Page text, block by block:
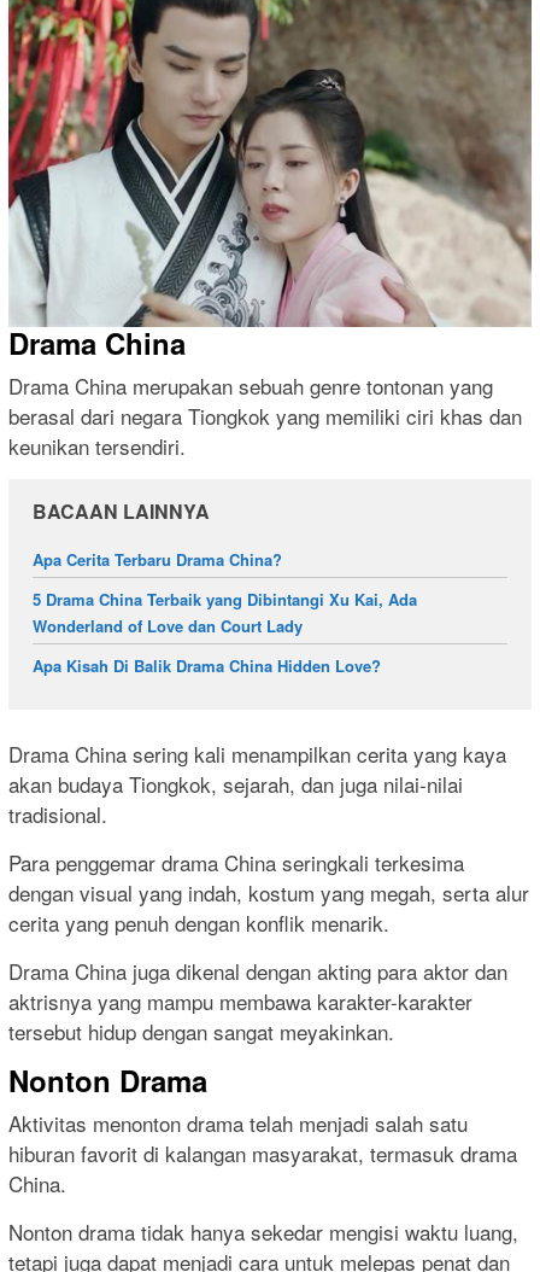
Drama China
Drama China merupakan sebuah genre tontonan yang
berasal dari negara Tiongkok yang memiliki ciri khas dan
keunikan tersendiri.
BACAAN LAINNYA
Apa Cerita Terbaru Drama China?
5 Drama China Terbaik yang Dibintangi Xu Kai, Ada
Wonderland of Love dan Court Lady
Apa Kisah Di Balik Drama China Hidden Love?
Drama China sering kali menampilkan cerita yang kaya
akan budaya Tiongkok, sejarah, dan juga nilai-nilai
tradisional.
Para penggemar drama China seringkali terkesima
dengan visual yang indah, kostum yang megah, serta alur
cerita yang penuh dengan konflik menarik.
Drama China juga dikenal dengan akting para aktor dan
aktrisnya yang mampu membawa karakter-karakter
tersebut hidup dengan sangat meyakinkan.
Nonton Drama
Aktivitas menonton drama telah menjadi salah satu
hiburan favorit di kalangan masyarakat, termasuk drama
China.
Nonton drama tidak hanya sekedar mengisi waktu luang,
tetapi juga dapat menjadi cara untuk melepas penat dan